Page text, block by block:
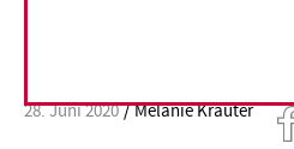
28. Juni 2020 Melanie Kräuter